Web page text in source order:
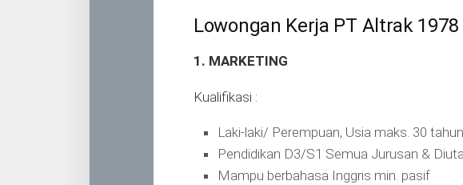
Lowongan Kerja PT Altrak 1978
1. MARKETING
Kualifikasi :
Laki-laki/ Perempuan, Usia maks. 30 tahun
Pendidikan D3/S1 Semua Jurusan &
Mampu berbahasa Inggris min. pasif